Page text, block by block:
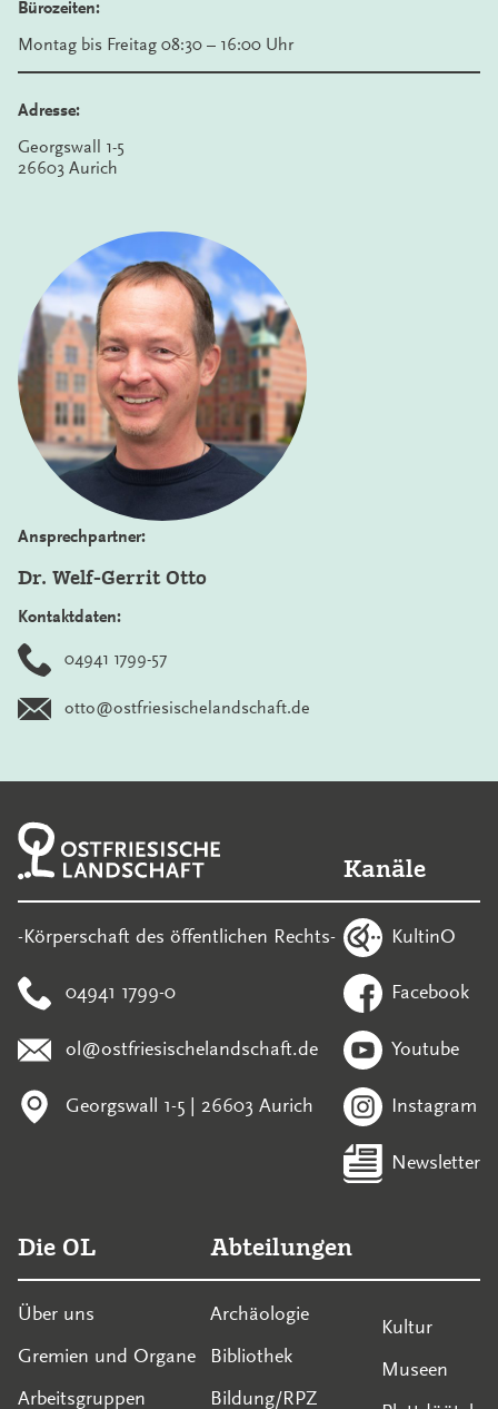
Bürozeiten:
Montag bis Freitag 08:30 – 16:00 Uhr
Adresse:
Georgswall 1-5
26603 Aurich
Ansprechpartner:
Dr. Welf-Gerrit Otto
Kontaktdaten:
04941 1799-57
otto@ostfriesischelandschaft.de
-Körperschaft des öffentlichen Rechts-
04941 1799-0
ol@ostfriesischelandschaft.de
Georgswall 1-5 | 26603 Aurich
Kanäle
KultinO
Facebook
Youtube
Instagram
Newsletter
Die OL
Über uns
Gremien und Organe
Arbeitsgruppen
Abteilungen
Archäologie
Bibliothek
Bildung/RPZ
Kultur
Museen